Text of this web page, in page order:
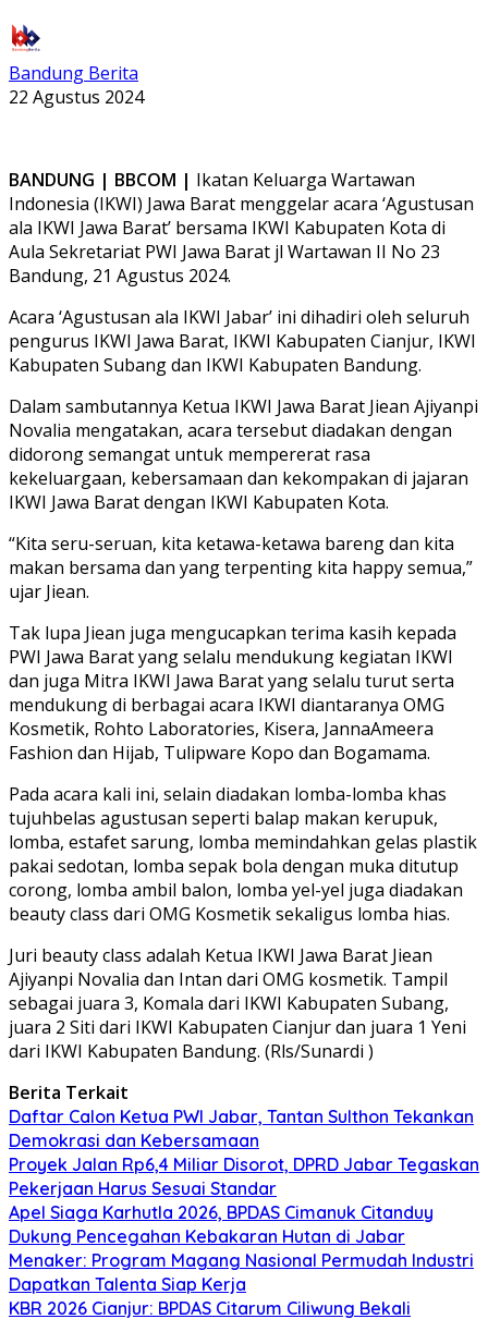
Bandung Berita
22 Agustus 2024
BANDUNG | BBCOM | Ikatan Keluarga Wartawan
Indonesia (IKWI) Jawa Barat menggelar acara ‘Agustusan
ala IKWI Jawa Barat’ bersama IKWI Kabupaten Kota di
Aula Sekretariat PWI Jawa Barat jl Wartawan II No 23
Bandung, 21 Agustus 2024.
Acara ‘Agustusan ala IKWI Jabar’ ini dihadiri oleh seluruh
pengurus IKWI Jawa Barat, IKWI Kabupaten Cianjur, IKWI
Kabupaten Subang dan IKWI Kabupaten Bandung.
Dalam sambutannya Ketua IKWI Jawa Barat Jiean Ajiyanpi
Novalia mengatakan, acara tersebut diadakan dengan
didorong semangat untuk mempererat rasa
kekeluargaan, kebersamaan dan kekompakan di jajaran
IKWI Jawa Barat dengan IKWI Kabupaten Kota.
“Kita seru-seruan, kita ketawa-ketawa bareng dan kita
makan bersama dan yang terpenting kita happy semua,”
ujar Jiean.
Tak lupa Jiean juga mengucapkan terima kasih kepada
PWI Jawa Barat yang selalu mendukung kegiatan IKWI
dan juga Mitra IKWI Jawa Barat yang selalu turut serta
mendukung di berbagai acara IKWI diantaranya OMG
Kosmetik, Rohto Laboratories, Kisera, JannaAmeera
Fashion dan Hijab, Tulipware Kopo dan Bogamama.
Pada acara kali ini, selain diadakan lomba-lomba khas
tujuhbelas agustusan seperti balap makan kerupuk,
lomba, estafet sarung, lomba memindahkan gelas plastik
pakai sedotan, lomba sepak bola dengan muka ditutup
corong, lomba ambil balon, lomba yel-yel juga diadakan
beauty class dari OMG Kosmetik sekaligus lomba hias.
Juri beauty class adalah Ketua IKWI Jawa Barat Jiean
Ajiyanpi Novalia dan Intan dari OMG kosmetik. Tampil
sebagai juara 3, Komala dari IKWI Kabupaten Subang,
juara 2 Siti dari IKWI Kabupaten Cianjur dan juara 1 Yeni
dari IKWI Kabupaten Bandung. (Rls/Sunardi )
Berita Terkait
Daftar Calon Ketua PWI Jabar, Tantan Sulthon Tekankan
Demokrasi dan Kebersamaan
Proyek Jalan Rp6,4 Miliar Disorot, DPRD Jabar Tegaskan
Pekerjaan Harus Sesuai Standar
Apel Siaga Karhutla 2026, BPDAS Cimanuk Citanduy
Dukung Pencegahan Kebakaran Hutan di Jabar
Menaker: Program Magang Nasional Permudah Industri
Dapatkan Talenta Siap Kerja
KBR 2026 Cianjur: BPDAS Citarum Ciliwung Bekali